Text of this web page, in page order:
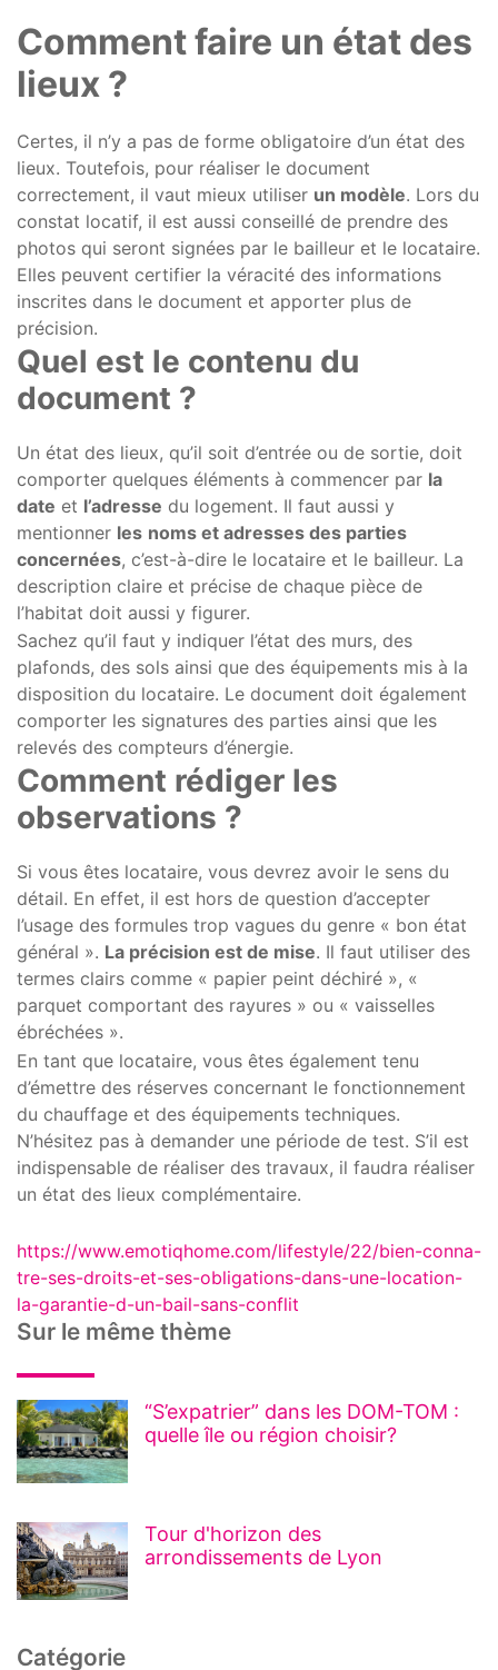
Comment faire un état des
lieux ?
Certes, il n’y a pas de forme obligatoire d’un état des
lieux. Toutefois, pour réaliser le document
correctement, il vaut mieux utiliser un modèle. Lors du
constat locatif, il est aussi conseillé de prendre des
photos qui seront signées par le bailleur et le locataire.
Elles peuvent certifier la véracité des informations
inscrites dans le document et apporter plus de
précision.
Quel est le contenu du
document ?
Un état des lieux, qu’il soit d’entrée ou de sortie, doit
comporter quelques éléments à commencer par la
date et l’adresse du logement. Il faut aussi y
mentionner les noms et adresses des parties
concernées, c’est-à-dire le locataire et le bailleur. La
description claire et précise de chaque pièce de
l’habitat doit aussi y figurer.
Sachez qu’il faut y indiquer l’état des murs, des
plafonds, des sols ainsi que des équipements mis à la
disposition du locataire. Le document doit également
comporter les signatures des parties ainsi que les
relevés des compteurs d’énergie.
Comment rédiger les
observations ?
Si vous êtes locataire, vous devrez avoir le sens du
détail. En effet, il est hors de question d’accepter
l’usage des formules trop vagues du genre « bon état
général ». La précision est de mise. Il faut utiliser des
termes clairs comme « papier peint déchiré », «
parquet comportant des rayures » ou « vaisselles
ébréchées ».
En tant que locataire, vous êtes également tenu
d’émettre des réserves concernant le fonctionnement
du chauffage et des équipements techniques.
N’hésitez pas à demander une période de test. S’il est
indispensable de réaliser des travaux, il faudra réaliser
un état des lieux complémentaire.
https://www.emotiqhome.com/lifestyle/22/bien-conna-
tre-ses-droits-et-ses-obligations-dans-une-location-
la-garantie-d-un-bail-sans-conflit
Sur le même thème
“S’expatrier” dans les DOM-TOM :
quelle île ou région choisir?
Tour d'horizon des
arrondissements de Lyon
Catégorie